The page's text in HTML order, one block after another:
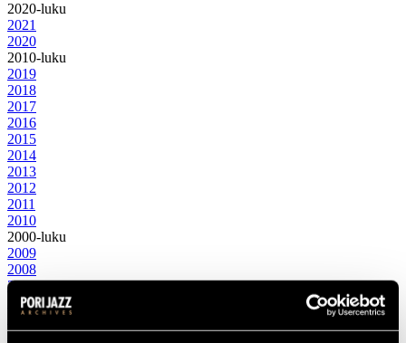
2020-luku
2021
2020
2010-luku
2019
2018
2017
2016
2015
2014
2013
2012
2011
2010
2000-luku
2009
2008
2007
2006
2005
2004